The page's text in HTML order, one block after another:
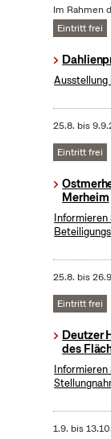
Im Rahmen
Eintritt frei
25.8. bis
Eintritt frei
Merheim
Informieren
25.8. bis
Eintritt frei
Deutzer
des
Informieren
1.9. bis